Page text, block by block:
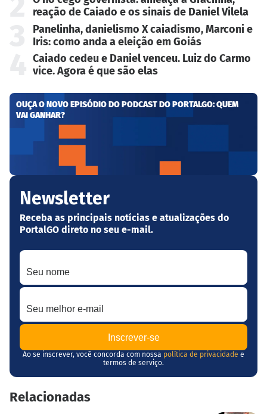
reação de Caiado e os sinais de Daniel Vilela
Panelinha, danielismo X caiadismo, Marconi e
Iris: como anda a eleição em Goiás
Caiado cedeu e Daniel venceu. Luiz do Carmo
vice. Agora é que são elas
OUÇA O NOVO EPISÓDIO DO PODCAST DO PORTALGO: QUEM
VAI GANHAR?
Newsletter
Receba as principais notícias e atualizações do
PortalGO direto no seu e-mail.
Seu nome
Seu melhor e-mail
Ao se inscrever, você concorda com nossa política de privacidade e
termos de serviço.
Relacionadas